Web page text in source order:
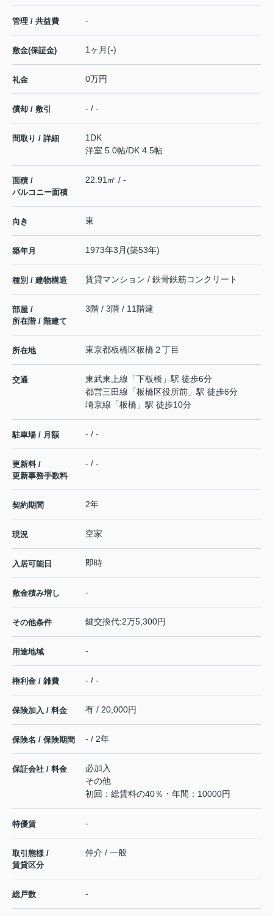
管理 / 共益費 -
敷金(保証金) 1ヶ月(-)
礼金 0万円
償却 / 敷引 - / -
間取り / 詳細
1DK
洋室 5.0帖/DK 4.5帖
面積 /
バルコニー面積
22.91㎡ / -
向き 東
築年月 1973年3月(築53年)
種別 / 建物構造 賃貸マンション / 鉄骨鉄筋コンクリート
部屋 /
所在階 / 階建て
3階 / 3階 / 11階建
所在地 東京都板橋区板橋２丁目
交通 東武東上線 「下板橋 」駅 徒歩6分
都営三田線 「板橋区役所前 」駅 徒歩6分
埼京線 「板橋 」駅 徒歩10分
駐車場 / 月額 - / -
更新料 /
更新事務手数料
- / -
契約期間 2年
現況 空家
入居可能日 即時
敷金積み増し -
その他条件 鍵交換代:2万5,300円
用途地域 -
権利金 / 雑費 - / -
保険加入 / 料金 有 / 20,000円
保険名 / 保険期間 - / 2年
保証会社 / 料金
必加入
その他
初回：総賃料の40％・年間：10000円
特優賃 -
取引態様 /
賃貸区分
仲介 / 一般
総戸数 -